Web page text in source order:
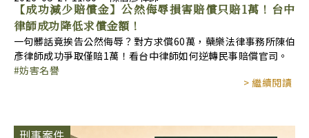
【成功減少賠償金】公然侮辱損害賠償只賠1萬！台中
律師成功降低求償金額！
一句髒話竟挨告公然侮辱？對方求償60萬，蘗樂法律事務所陳伯
彥律師成功爭取僅賠1萬！看台中律師如何逆轉民事賠償官司。
妨害名譽
> 繼續閱讀
刑事案件